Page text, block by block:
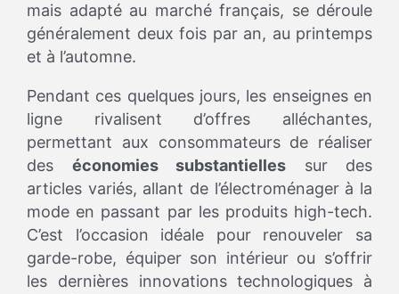
mais adapté au marché français, se déroule
généralement deux fois par an, au printemps
et à l’automne.
Pendant ces quelques jours, les enseignes en
ligne rivalisent d’offres alléchantes,
permettant aux consommateurs de réaliser
des économies substantielles sur des
articles variés, allant de l’électroménager à la
mode en passant par les produits high-tech.
C’est l’occasion idéale pour renouveler sa
garde-robe, équiper son intérieur ou s’offrir
les dernières innovations technologiques à